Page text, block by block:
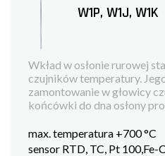
W1P, W1J, W1K
Wkład w osłonie rurowej
czujników temperatury.
zamontowanie w głowicy
końcówki do dna osłony
max. temperatura +700 °C
sensor RTD, TC, Pt